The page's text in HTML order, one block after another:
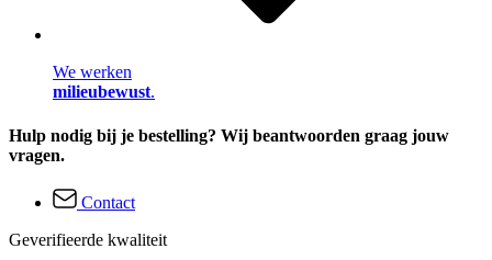
We werken
milieubewust.
Hulp nodig bij je bestelling? Wij beantwoorden graag jouw
vragen.
Contact
Geverifieerde kwaliteit